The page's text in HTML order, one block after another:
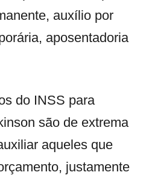
auxílio por
aposentadoria
do INSS para
são de extrema
aqueles que
justamente